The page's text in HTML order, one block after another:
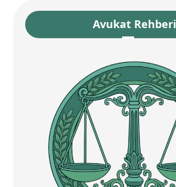
Avukat Rehberi